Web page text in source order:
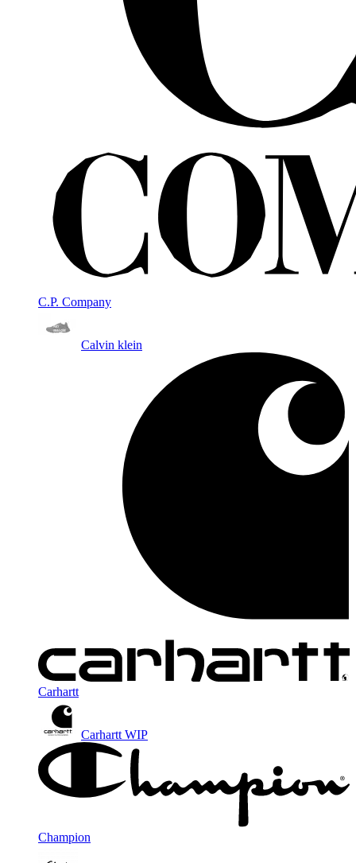
C.P. Company
Calvin klein
Carhartt
Carhartt WIP
Champion